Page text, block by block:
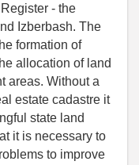
- the
Izberbash. The
formation of
allocation of land
areas. Without a
estate cadastre it
state land
it is necessary to
to improve